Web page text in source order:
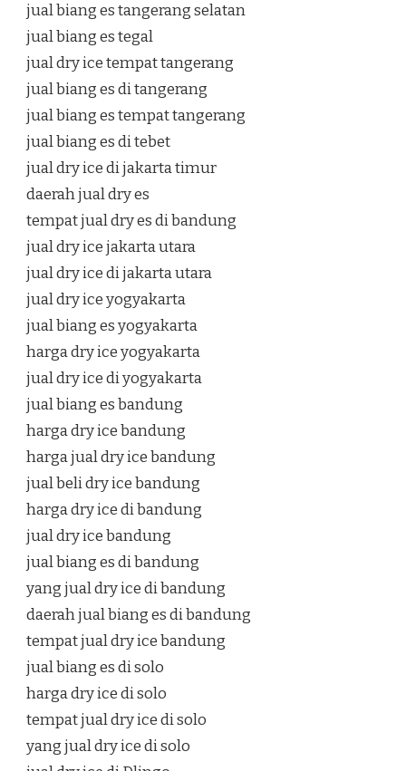
jual biang es tangerang selatan
jual biang es tegal
jual dry ice tempat tangerang
jual biang es di tangerang
jual biang es tempat tangerang
jual biang es di tebet
jual dry ice di jakarta timur
daerah jual dry es
tempat jual dry es di bandung
jual dry ice jakarta utara
jual dry ice di jakarta utara
jual dry ice yogyakarta
jual biang es yogyakarta
harga dry ice yogyakarta
jual dry ice di yogyakarta
jual biang es bandung
harga dry ice bandung
harga jual dry ice bandung
jual beli dry ice bandung
harga dry ice di bandung
jual dry ice bandung
jual biang es di bandung
yang jual dry ice di bandung
daerah jual biang es di bandung
tempat jual dry ice bandung
jual biang es di solo
harga dry ice di solo
tempat jual dry ice di solo
yang jual dry ice di solo